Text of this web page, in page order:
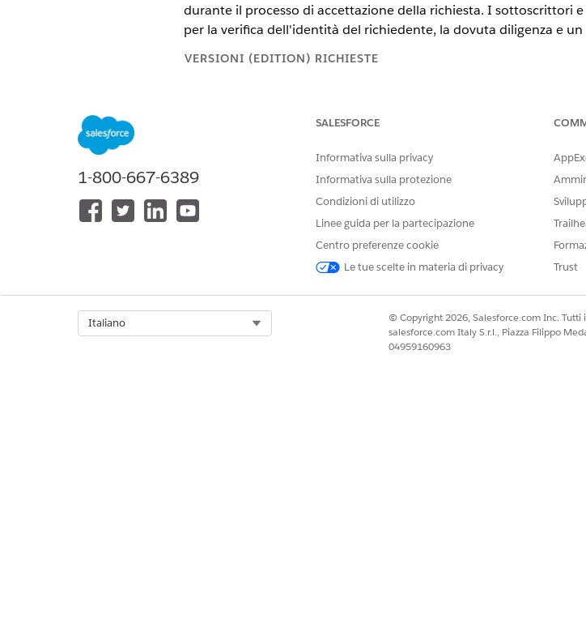
durante il processo di accettazione della richiesta. I sottoscrittori
per la verifica dell'identità del richiedente, la dovuta diligenza e
VERSIONI (EDITION) RICHIESTE
Creazione di tipi di documenti per il prestito di veicoli e asset
sottoscrittori. Organizzare questi documenti creando tipi e categorie
guida alla categoria Proof of Address, oppure associare i tipi di
documento Proof of Income.
Mappatura dei tipi di documenti ai richiedenti per il prestito di veicoli e
Creare una matrice decisionale per mappare i tipi di documenti ai
veicoli. La matrice decisionale determina i tipi di documenti che i
esempio, mappare la patente di guida e gli estratti conto ai
QUESTO ARTICOLO HA RISOLTO IL PROBLEMA?
1-800-667-6389
SALESFORCE
Informativa sulla privacy
Informativa sulla protezione
Condizioni di utilizzo
Linee guida per la partecipazione
Centro preferenze cookie
Le tue scelte in materia di privacy
Trust
Italiano
© Copyright 2026, Salesforce.com Inc.
salesforce.com Italy S.r.l., Piazza Filippo
04959160963